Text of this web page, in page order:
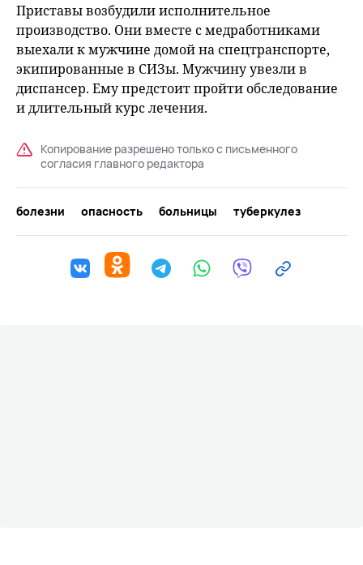
Приставы возбудили исполнительное
производство. Они вместе с медработниками
выехали к мужчине домой на спецтранспорте,
экипированные в СИЗы. Мужчину увезли в
диспансер. Ему предстоит пройти обследование
и длительный курс лечения.
Копирование разрешено только с письменного
согласия главного редактора
болезни опасность больницы туберкулез